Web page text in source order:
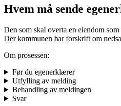
Hvem må sende
Den som skal overta en eiendom
Der kommunen har forskrift om
Om prosessen:
Før du egenerklærer
Utfylling av melding
Behandling av meldingen
Svar